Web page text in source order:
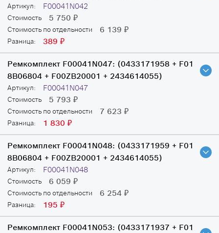
Артикул: F00041N042
Стоимость 5 750 ₽
Стоимость по отдельности 6 139 ₽
Разница: 389 ₽
Артикул: F00041N047
Ремкомплект F00041N047: (0433171958 + F01
8B06804 + F00ZB20001 + 2434614055)
Стоимость 5 793 ₽
Стоимость по отдельности 7 623 ₽
Разница: 1 830 ₽
Артикул: F00041N048
Ремкомплект F00041N048: (0433171959 + F01
8B06804 + F00ZB20001 + 2434614055)
Стоимость 6 059 ₽
Стоимость по отдельности 6 254 ₽
Разница: 195 ₽
Ремкомплект F00041N053: (0433171937 + F01